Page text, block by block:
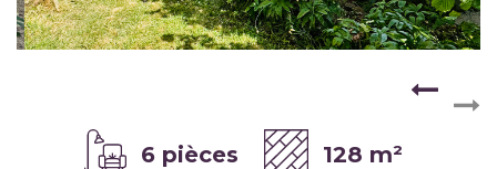
6 pièces 128 m²